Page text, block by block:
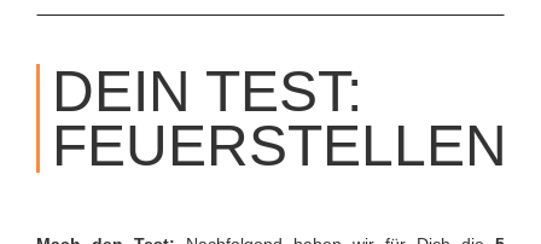
SKIP
CONTENT
DEIN TEST:
FEUERSTELLEN